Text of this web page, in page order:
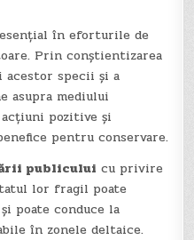
în eforturile de
Prin conștientizarea
acestor specii și a
asupra mediului
pozitive și
pentru conservare.
publicului cu privire
lor fragil poate
poate conduce la
în zonele deltaice.